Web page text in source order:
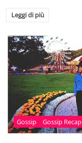
Leggi di più
Gossip Gossip Recap